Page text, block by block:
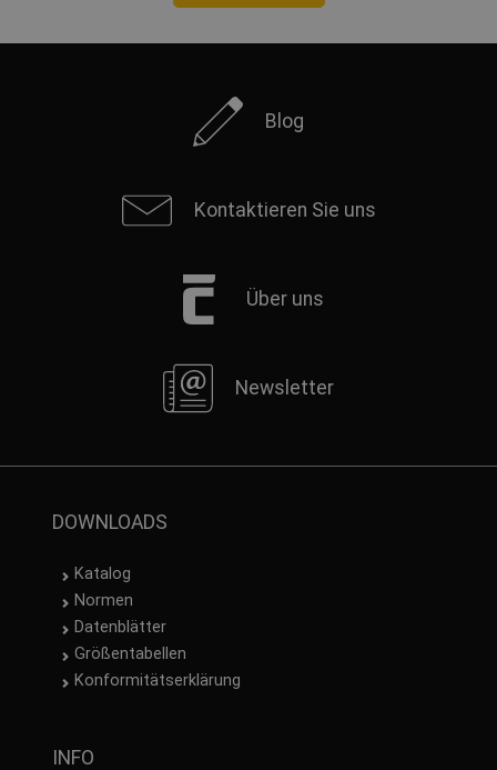
Blog
Kontaktieren Sie uns
Über uns
Newsletter
DOWNLOADS
Katalog
Normen
Datenblätter
Größentabellen
Konformitätserklärung
INFO